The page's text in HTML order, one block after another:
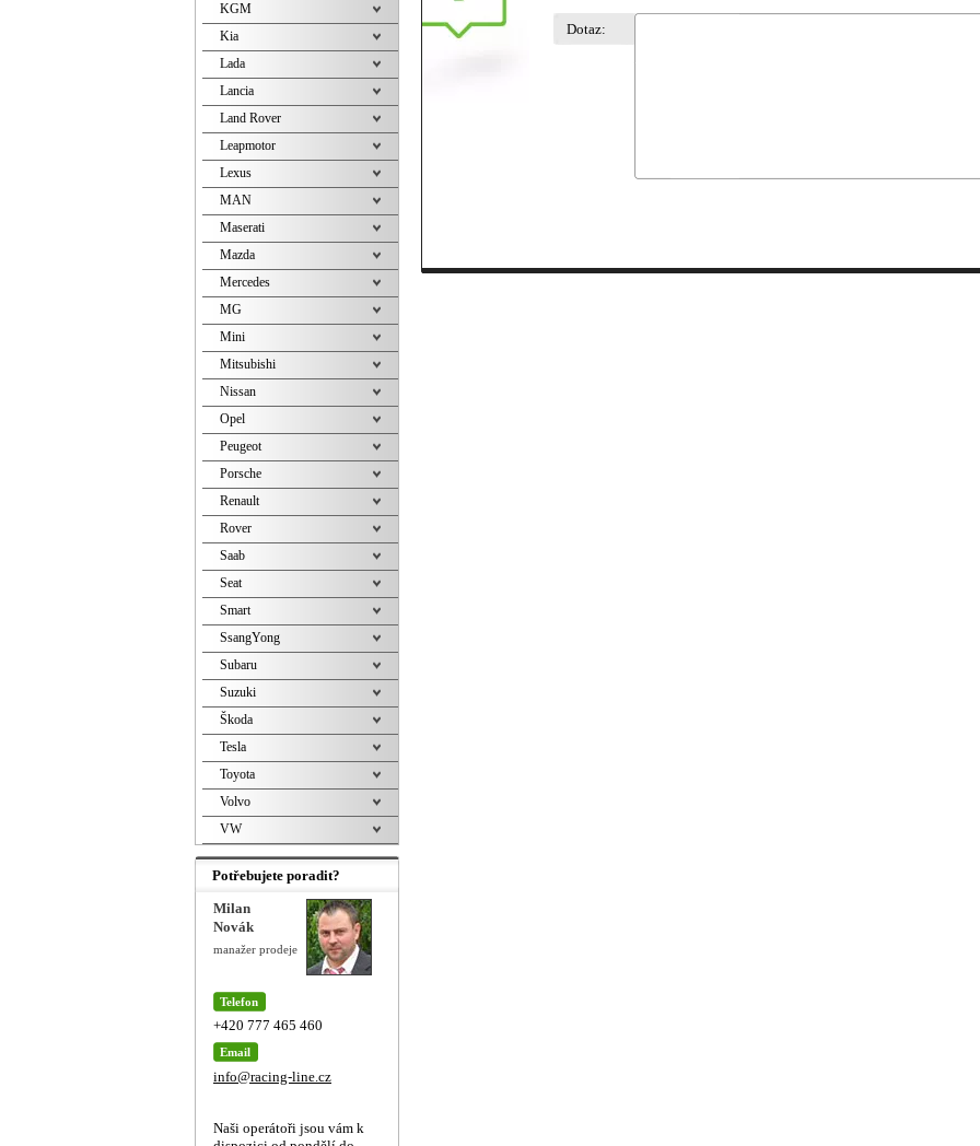
Dotaz:
KGM
Kia
Lada
Lancia
Land Rover
Leapmotor
Lexus
MAN
Maserati
Mazda
Mercedes
MG
Mini
Mitsubishi
Nissan
Opel
Peugeot
Porsche
Renault
Rover
Saab
Seat
Smart
SsangYong
Subaru
Suzuki
Škoda
Tesla
Toyota
Volvo
VW
Potřebujete poradit?
Milan
Novák
manažer prodeje
Telefon
+420 777 465 460
Email
info@racing-line.cz
Naši operátoři jsou vám k